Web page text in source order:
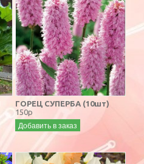
ГОРЕЦ СУПЕРБА (10шт)
150р
Добавить в заказ